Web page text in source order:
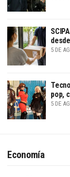
5 DE
pop,
5 DE
Economía